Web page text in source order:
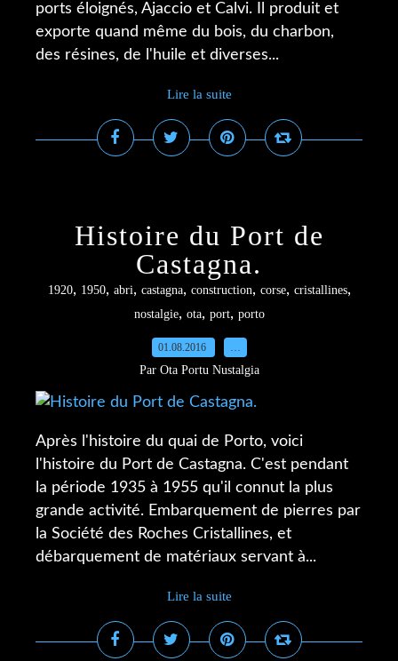
ports éloignés, Ajaccio et Calvi. Il produit et
exporte quand même du bois, du charbon,
des résines, de l'huile et diverses...
Lire la suite
Histoire du Port de
Castagna.
1920, 1950, abri, castagna, construction, corse, cristallines,
nostalgie, ota, port, porto
01.08.2016 …
Par Ota Portu Nustalgia
Après l'histoire du quai de Porto, voici
l'histoire du Port de Castagna. C'est pendant
la période 1935 à 1955 qu'il connut la plus
grande activité. Embarquement de pierres par
la Société des Roches Cristallines, et
débarquement de matériaux servant à...
Lire la suite